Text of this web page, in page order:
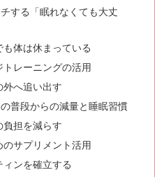
する「眠れなくても大丈
体は休まっている
レーニングの活用
外へ追い出す
普段からの減量と睡眠習慣
負担を減らす
サプリメント活用
ィンを確立する